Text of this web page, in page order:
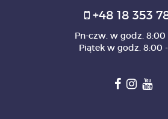
+48 18 353
Pn-czw. w godz. 8:00
Piątek w godz. 8:00 -